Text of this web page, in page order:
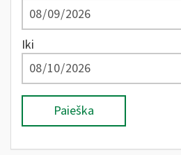
Iki
Paieška